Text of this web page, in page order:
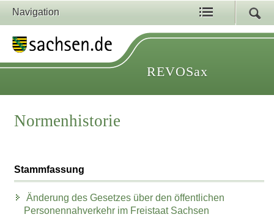
Navigation
REVOSax
Normenhistorie
Stammfassung
Änderung des Gesetzes über den öffentlichen
Personennahverkehr im Freistaat Sachsen